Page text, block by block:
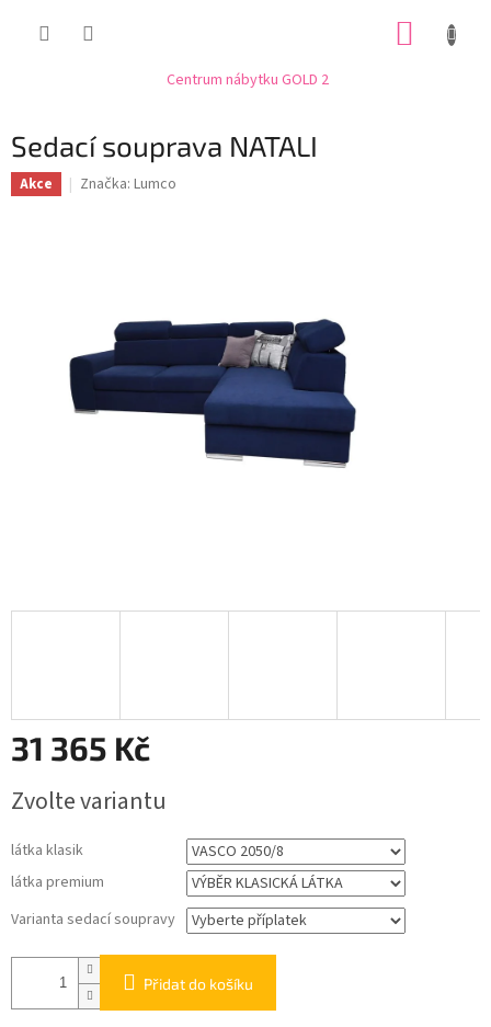
Centrum nábytku GOLD 2
Sedací souprava NATALI
Akce Značka: Lumco
31 365 Kč
cena:
Zvolte variantu
látka klasik
látka premium
Varianta sedací soupravy
Přidat do košíku